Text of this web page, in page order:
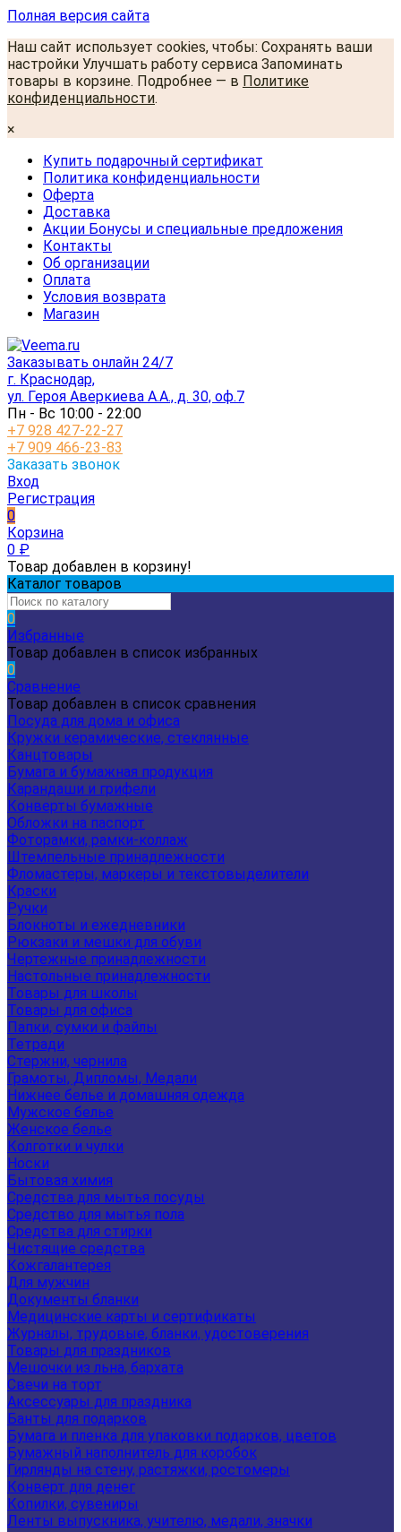
Полная версия сайта
Наш сайт использует cookies, чтобы: Сохранять ваши
настройки Улучшать работу сервиса Запоминать
товары в корзине. Подробнее — в Политике
конфиденциальности.
×
Купить подарочный сертификат
Политика конфиденциальности
Оферта
Доставка
Акции Бонусы и специальные предложения
Контакты
Об организации
Оплата
Условия возврата
Магазин
Заказывать онлайн 24/7
г. Краснодар,
ул. Героя Аверкиева А.А., д. 30, оф.7
Пн - Вс 10:00 - 22:00
+7 928 427-22-27
+7 909 466-23-83
Заказать звонок
Вход
Регистрация
0
Корзина
0 ₽
Товар добавлен в корзину!
Каталог товаров
0
Избранные
Товар добавлен в список избранных
0
Сравнение
Товар добавлен в список сравнения
Посуда для дома и офиса
Кружки керамические, стеклянные
Канцтовары
Бумага и бумажная продукция
Карандаши и грифели
Конверты бумажные
Обложки на паспорт
Фоторамки, рамки-коллаж
Штемпельные принадлежности
Фломастеры, маркеры и текстовыделители
Краски
Ручки
Блокноты и ежедневники
Рюкзаки и мешки для обуви
Чертежные принадлежности
Настольные принадлежности
Товары для школы
Товары для офиса
Папки, сумки и файлы
Тетради
Стержни, чернила
Грамоты, Дипломы, Медали
Нижнее белье и домашняя одежда
Мужское белье
Женское белье
Колготки и чулки
Носки
Бытовая химия
Средства для мытья посуды
Средство для мытья пола
Средства для стирки
Чистящие средства
Кожгалантерея
Для мужчин
Документы бланки
Медицинские карты и сертификаты
Журналы, трудовые, бланки, удостоверения
Товары для праздников
Мешочки из льна, бархата
Свечи на торт
Аксессуары для праздника
Банты для подарков
Бумага и пленка для упаковки подарков, цветов
Бумажный наполнитель для коробок
Гирлянды на стену, растяжки, ростомеры
Конверт для денег
Копилки, сувениры
Ленты выпускника, учителю, медали, значки